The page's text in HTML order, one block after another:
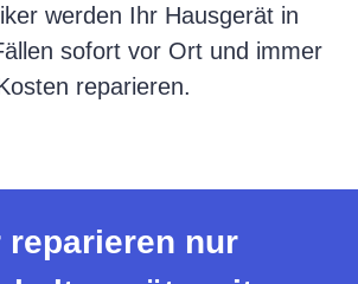
werden Ihr Hausgerät in
sofort vor Ort und immer
reparieren.
reparieren nur